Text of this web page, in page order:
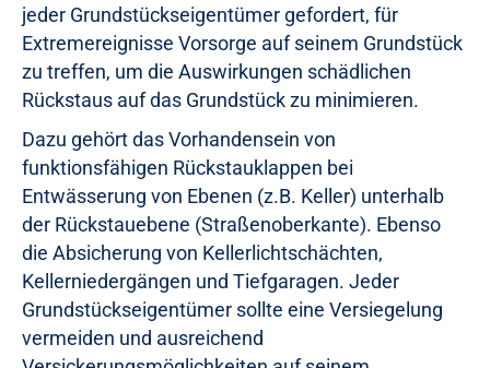
jeder Grundstückseigentümer gefordert, für
Extremereignisse Vorsorge auf seinem Grundstück
zu treffen, um die Auswirkungen schädlichen
Rückstaus auf das Grundstück zu minimieren.
Dazu gehört das Vorhandensein von
funktionsfähigen Rückstauklappen bei
Entwässerung von Ebenen (z.B. Keller) unterhalb
der Rückstauebene (Straßenoberkante). Ebenso
die Absicherung von Kellerlichtschächten,
Kellerniedergängen und Tiefgaragen. Jeder
Grundstückseigentümer sollte eine Versiegelung
vermeiden und ausreichend